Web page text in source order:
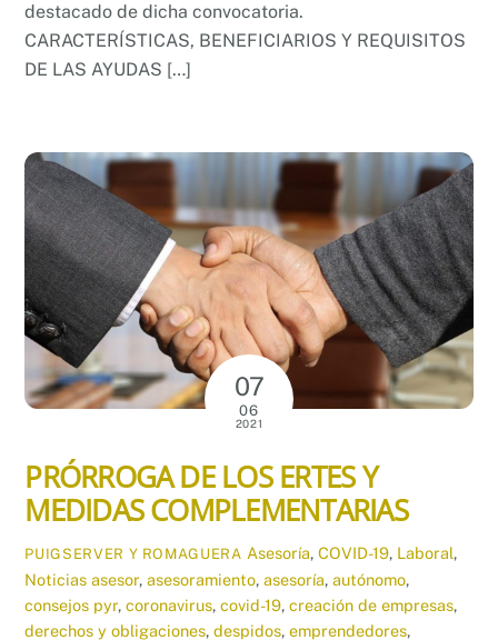
destacado de dicha convocatoria.
CARACTERÍSTICAS, BENEFICIARIOS Y REQUISITOS
DE LAS AYUDAS […]
07
06
2021
PRÓRROGA DE LOS ERTES Y
MEDIDAS COMPLEMENTARIAS
PUIGSERVER Y ROMAGUERA Asesoría, COVID-19, Laboral,
Noticias asesor,asesoramiento,asesoría,autónomo,
consejos pyr,coronavirus,covid-19,creación de empresas,
derechos y obligaciones,despidos,emprendedores,